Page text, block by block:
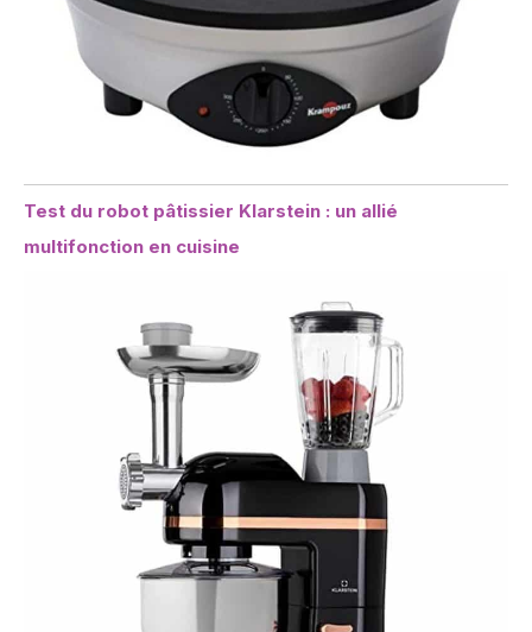
Test du robot pâtissier Klarstein : un allié
multifonction en cuisine